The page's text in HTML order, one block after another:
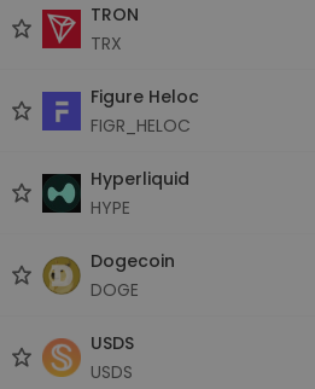
TRON
TRX
Figure Heloc
FIGR_HELOC
Hyperliquid
HYPE
Dogecoin
DOGE
USDS
USDS